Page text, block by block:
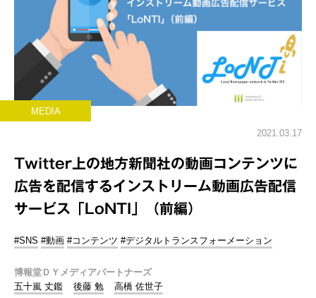
MEDIA
2021.03.17
Twitter上の地方新聞社の動画コンテンツに
広告を配信するインストリーム動画広告配信
サービス「LoNTI」（前編）
#SNS #動画 #コンテンツ #デジタルトランスフォーメーション
博報堂ＤＹメディアパートナーズ
五十嵐 丈鑑
後藤 勉
高橋 佐世子